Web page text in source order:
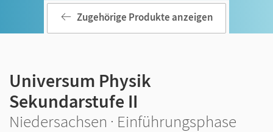
Zugehörige Produkte anzeigen
Universum Physik
Sekundarstufe II
Niedersachsen · Einführungsphase